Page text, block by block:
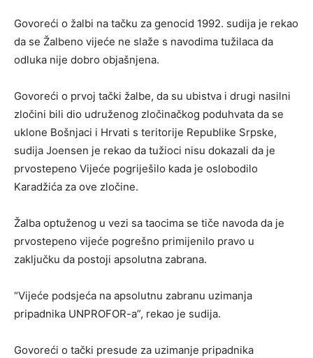
Govoreći o žalbi na tačku za genocid 1992. sudija je rekao
da se Žalbeno vijeće ne slaže s navodima tužilaca da
odluka nije dobro objašnjena.
Govoreći o prvoj tački žalbe, da su ubistva i drugi nasilni
zločini bili dio udruženog zločinačkog poduhvata da se
uklone Bošnjaci i Hrvati s teritorije Republike Srpske,
sudija Joensen je rekao da tužioci nisu dokazali da je
prvostepeno Vijeće pogriješilo kada je oslobodilo
Karadžića za ove zločine.
Žalba optuženog u vezi sa taocima se tiče navoda da je
prvostepeno vijeće pogrešno primijenilo pravo u
zaključku da postoji apsolutna zabrana.
“Vijeće podsjeća na apsolutnu zabranu uzimanja
pripadnika UNPROFOR-a”, rekao je sudija.
Govoreći o tački presude za uzimanje pripadnika